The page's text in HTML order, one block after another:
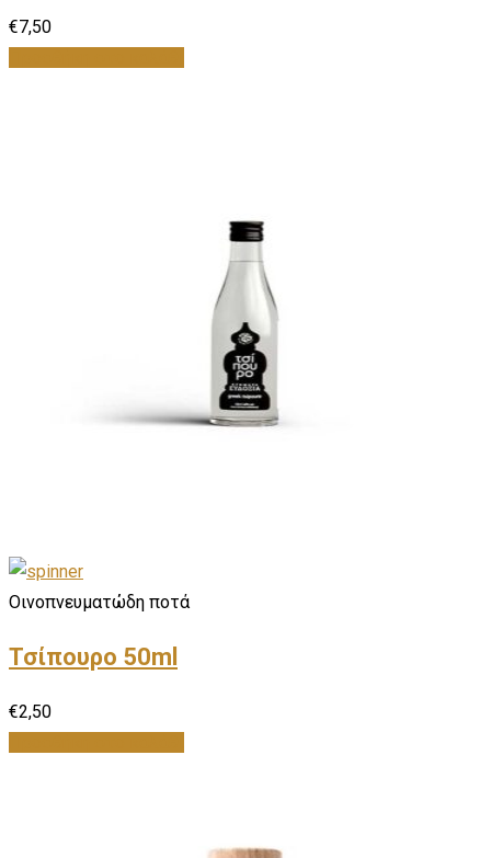
€7,50
Οινοπνευματώδη ποτά
Τσίπουρο 50ml
€2,50